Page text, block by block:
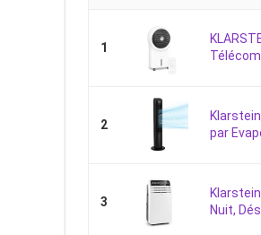
1
2
par
3
Nuit,